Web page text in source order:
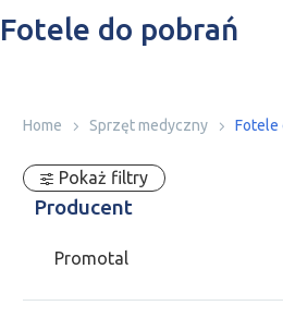
Fotele do pobrań
Home Sprzęt medyczny Fotele
Pokaż filtry
Producent
Promotal